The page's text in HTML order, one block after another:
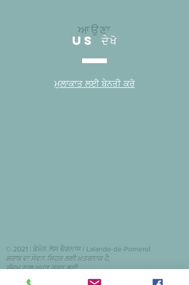
ਆਉਣਾ
US ਦੇਖੋ
ਮੁਲਾਕਾਤ ਲਈ ਬੇਨਤੀ ਕਰੋ
© 2021 | ਡੋਮੇਨ ਲੇਸ ਚੈਗਨਾਸ | Lalande-de-Pomerol
ਸ਼ਰਾਬ ਦਾ ਸੇਵਨ ਸਿਹਤ ਲਈ ਖ਼ਤਰਨਾਕ ਹੈ,
ਸੰਜਮ ਨਾਲ ਖਪਤ ਕਰਨ ਲਈ